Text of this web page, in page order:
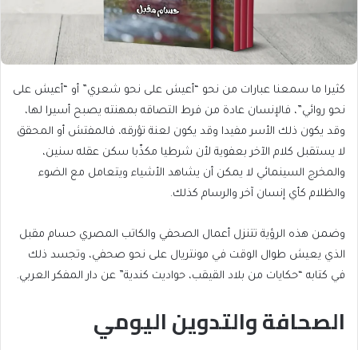
كثيرا ما سمعنا عبارات من نحو “أعيش على نحو شعري” أو “أعيش على
نحو روائي”، فالإنسان عادة من فرط التصاقه بمهنته يصبح أسيرا لها،
وقد يكون ذلك الأسر مفيدا وقد يكون لعنة تؤرقه، فالمفتش أو المحقق
لا يستقبل كلام الآخر بعفوية لأن شرطيا مكذّبا سكن عقله سنين،
والمخرج السينمائي لا يمكن أن يشاهد الأشياء ويتعامل مع الضوء
والظلام كأي إنسان آخر والرسام كذلك.
وضمن هذه الرؤية تتنزل أعمال الصحفي والكاتب المصري حسام مقبل
الذي يعيش طوال الوقت في مونتريال على نحو صحفي، وتجسد ذلك
في كتابه “حكايات من بلاد القيقب، حواديت كندية” عن دار المفكر العربي.
الصحافة والتدوين اليومي